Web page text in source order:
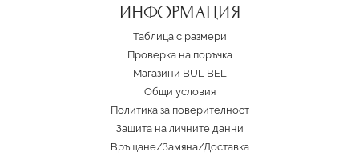
ИНФОРМАЦИЯ
Таблица с размери
Проверка на поръчка
Магазини BUL BEL
Oбщи условия
Политика за поверителност
Защита на личните данни
Връщане/Замяна/Доставка